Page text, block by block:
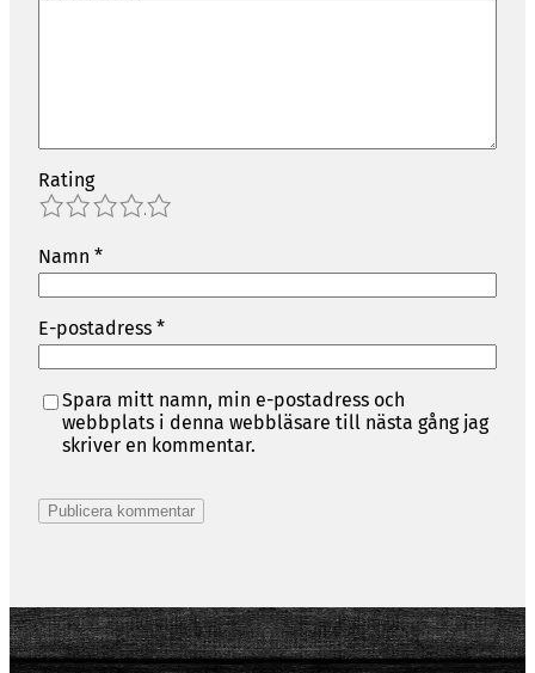
Rating
4
3
2
1
Namn *
E-postadress *
Spara mitt namn, min e-postadress och
webbplats i denna webbläsare till nästa gång jag
skriver en kommentar.